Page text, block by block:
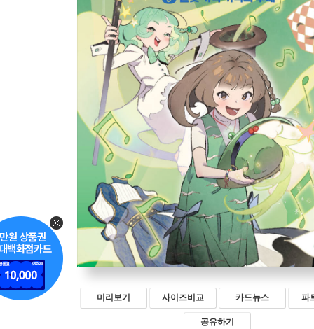
미리보기 사이즈비교 카드뉴스 파
공유하기